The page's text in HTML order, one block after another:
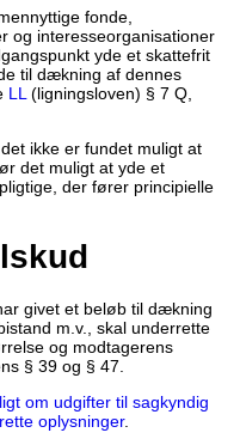
fonde,
og interesseorganisationer
yde et skattefrit
til dækning af dennes
LL (ligningsloven) § 7 Q,
ikke er fundet muligt at
det muligt at yde et
der fører principielle
givet et beløb til dækning
m.v., skal underrette
og modtagerens
§ 39 og § 47.
om udgifter til sagkyndig
oplysninger.